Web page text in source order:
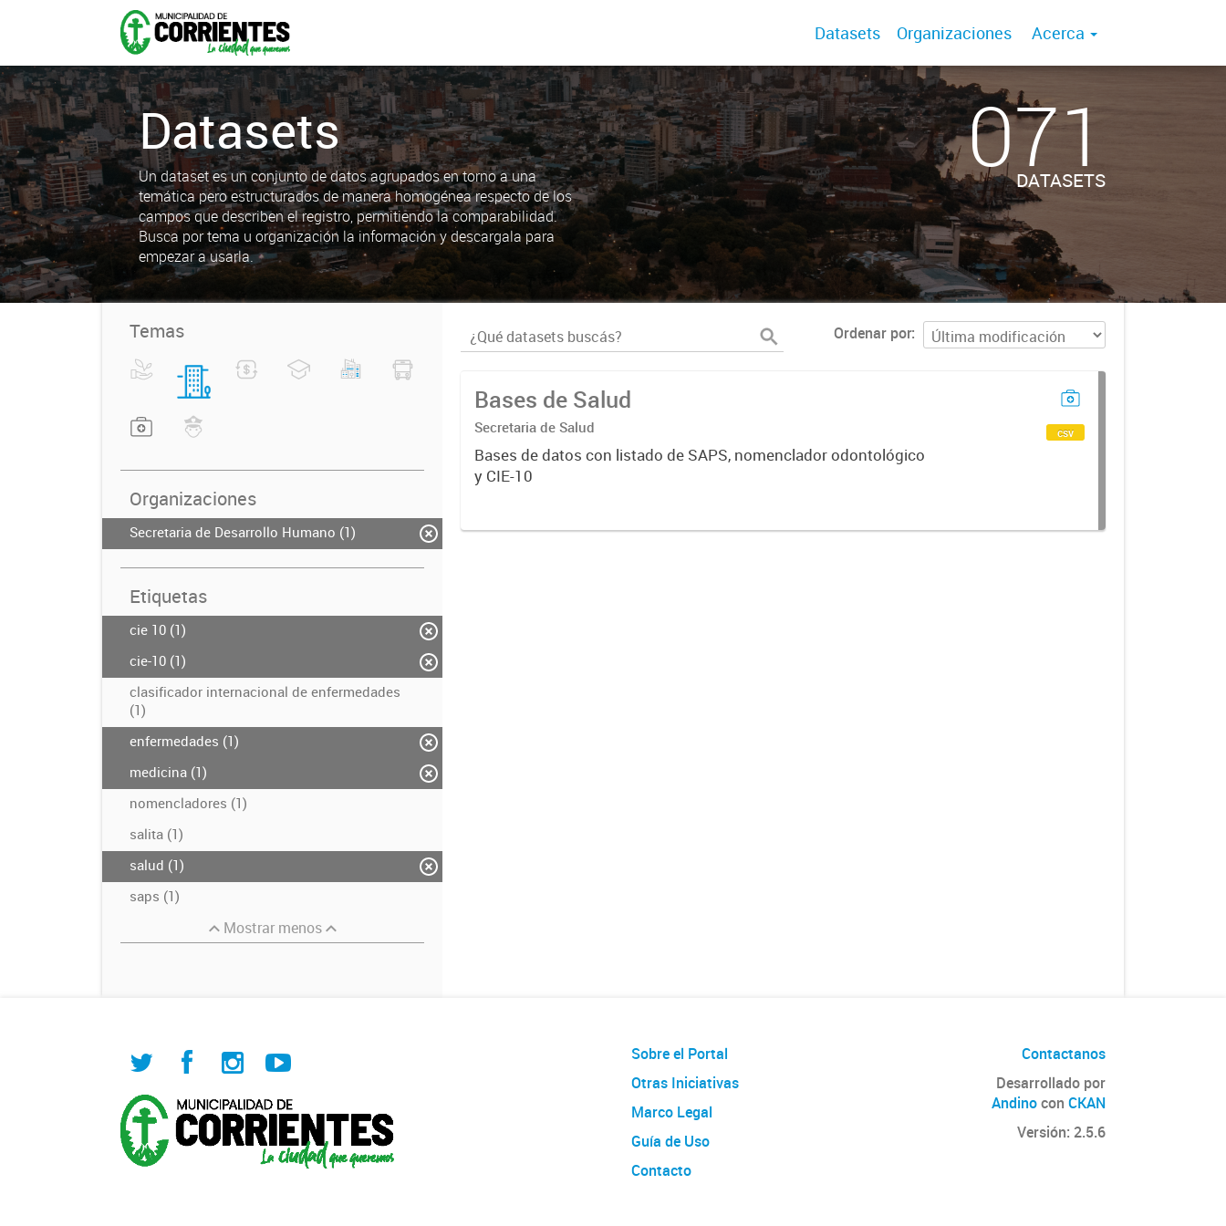
Datasets Organizaciones Acerca
Datasets
Un dataset es un conjunto de datos agrupados en torno a una
temática pero estructurados de manera homogénea respecto de los
campos que describen el registro, permitiendo la comparabilidad.
Busca por tema u organización la información y descargala para
empezar a usarla.
071
DATASETS
Temas
Organizaciones
Secretaria de Desarrollo Humano (1)
Etiquetas
cie 10 (1)
cie-10 (1)
clasificador internacional de enfermedades
(1)
enfermedades (1)
medicina (1)
nomencladores (1)
salita (1)
salud (1)
saps (1)
Mostrar menos
Ordenar por
Bases de Salud
Secretaria de Salud
Bases de datos con listado de SAPS, nomenclador odontológico
y CIE-10
csv
Sobre el Portal
Otras Iniciativas
Marco Legal
Guía de Uso
Contacto
Contactanos
Desarrollado por
Andinocon CKAN
Versión: 2.5.6